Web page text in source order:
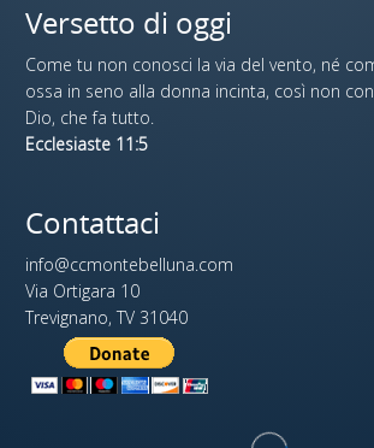
Versetto di oggi
Come tu non conosci la via del vento, né
ossa in seno alla donna incinta, così non
Dio, che fa tutto.
Ecclesiaste 11:5
Contattaci
info@ccmontebelluna.com
Via Ortigara 10
Trevignano, TV 31040